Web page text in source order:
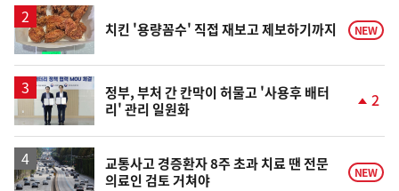
승
치킨 '용량꼼수' 직접 재보고 제보하기까지 NEW
정부, 부처 간 칸막이 허물고 '사용후 배터
리' 관리 일원화
계
승
2
교통사고 경증환자 8주 초과 치료 땐 전문
의료인 검토 거쳐야
NEW